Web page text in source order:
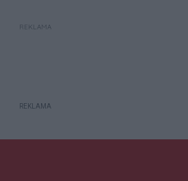
REKLAMA
REKLAMA